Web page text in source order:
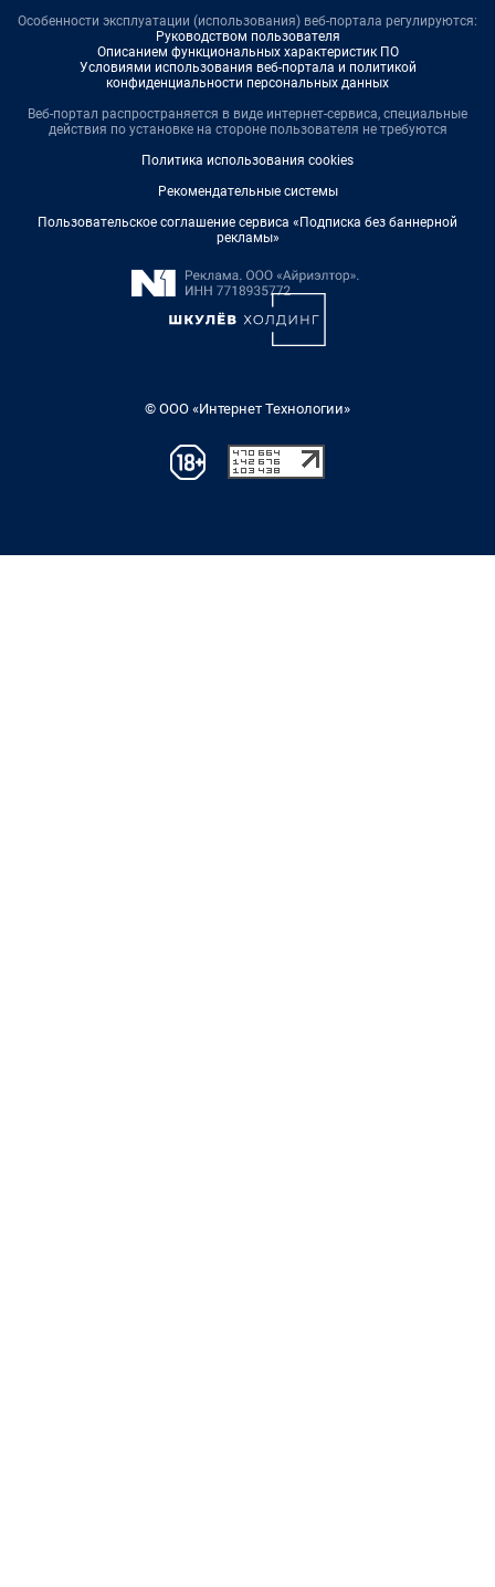
Особенности эксплуатации (использования) веб-портала регулируются:
Руководством пользователя
Описанием функциональных характеристик ПО
Условиями использования веб-портала и политикой
конфиденциальности персональных данных
Веб-портал распространяется в виде интернет-сервиса, специальные
действия по установке на стороне пользователя не требуются
Политика использования cookies
Рекомендательные системы
Пользовательское соглашение сервиса «Подписка без баннерной
рекламы»
© ООО «Интернет Технологии»